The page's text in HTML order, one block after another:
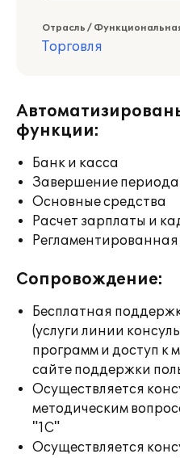
Отрасль /
Торговля
функции:
Банк и касса
Завершение периода
Основные средства
Расчет зарплаты и
Регламентированная
Сопровождение:
Бесплатная
(услуги линии
программ и доступ к
сайте поддержки
Осуществляется
методическим
"1С"
Осуществляется